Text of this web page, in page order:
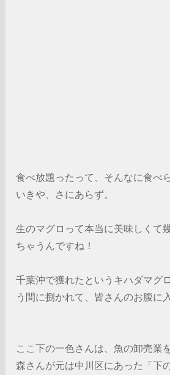
食べ放題ったって、そんなに食べ
いきや、さにあらず。
生のマグロって本当に美味しくて
ちゃうんですね！
千葉沖で獲れたというキハダマグ
う間に捌かれて、皆さんのお腹に
ここ下の一色さんは、魚の卸売業
森さんが元は中川区にあった「下